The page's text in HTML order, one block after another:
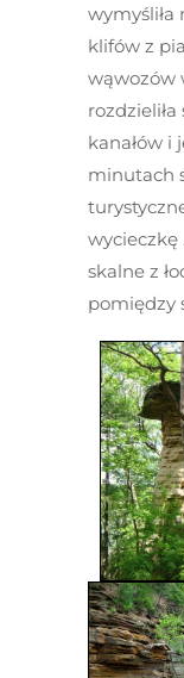
wymyśliła
klifów z
wąwozów
kanałów i
minutach
wycieczkę
skalne z
pomiędzy